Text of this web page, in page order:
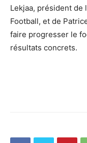
Lekjaa, président de
Football, et de
faire progresser le
résultats concrets.